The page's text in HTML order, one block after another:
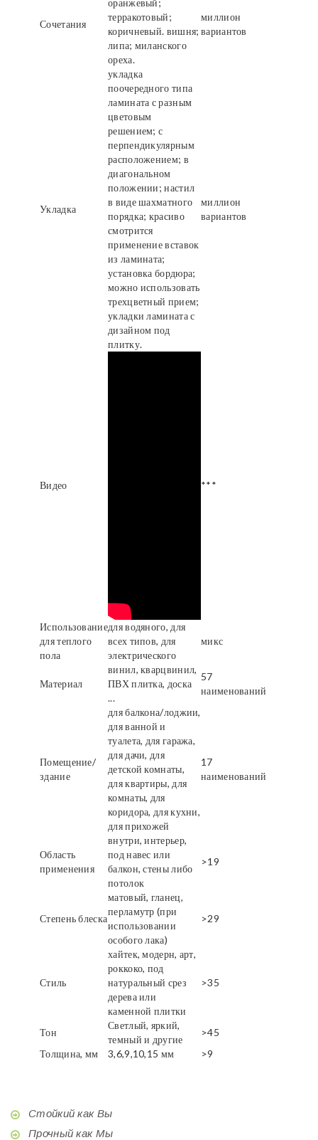
Сочетания
оранжевый;
терракотовый;
коричневый. вишня;
липа; миланского
ореха.
миллион
вариантов
Укладка
укладка
поочередного типа
ламината с разным
цветовым
решением; с
перпендикулярным
расположением; в
диагональном
положении; настил
в виде шахматного
порядка; красиво
смотрится
применение вставок
из ламината;
установка бордюра;
можно использовать
трехцветный прием;
укладки ламината с
дизайном под
плитку.
миллион
вариантов
Видео ***
Использование
для теплого
пола
для водяного, для
всех типов, для
электрического
микс
Материал
винил, кварцвинил,
ПВХ плитка, доска
...
57
наименований
Помещение/
здание
для балкона/лоджии,
для ванной и
туалета, для гаража,
для дачи, для
детской комнаты,
для квартиры, для
комнаты, для
коридора, для кухни,
для прихожей
17
наименований
Область
применения
внутри, интерьер,
под навес или
балкон, стены либо
потолок
>19
Степень блеска
матовый, гланец,
перламутр (при
использовании
особого лака)
>29
Стиль
хайтек, модерн, арт,
роккоко, под
натуральный срез
дерева или
каменной плитки
>35
Тон
Светлый, яркий,
темный и другие
>45
Толщина, мм
3,6,9,10,15 мм >9
Стойкий как Вы
Прочный как Мы